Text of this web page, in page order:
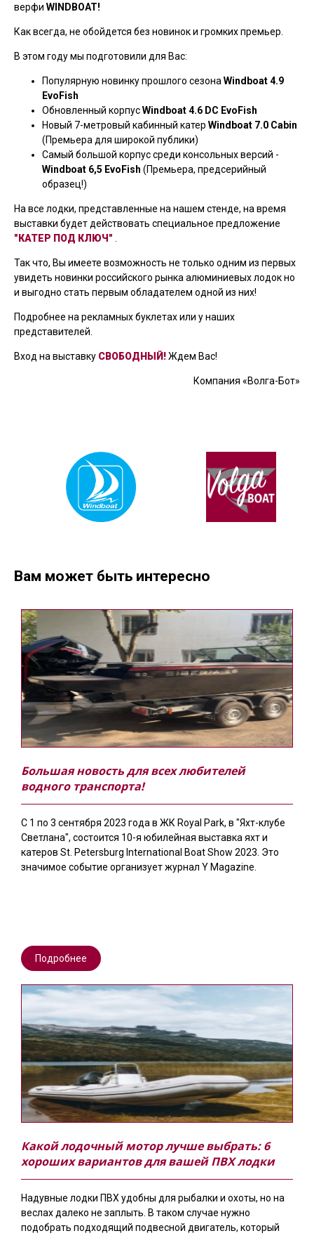
верфи WINDBOAT!
Как всегда, не обойдется без новинок и громких премьер.
В этом году мы подготовили для Вас:
Популярную новинку прошлого сезона Windboat 4.9
EvoFish
Обновленный корпусWindboat 4.6 DC EvoFish
Новый 7-метровый кабинный катер Windboat 7.0 Cabin
(Премьера для широкой публики)
Самый большой корпус среди консольных версий -
Windboat 6,5 EvoFish (Премьера, предсерийный
образец!)
На все лодки, представленные на нашем стенде, на время
выставки будет действовать специальное предложение
"КАТЕР ПОД КЛЮЧ"
Так что, Вы имеете возможность не только одним из первых
увидеть новинки российского рынка алюминиевых лодок но
и выгодно стать первым обладателем одной из них!
Подробнее на рекламных буклетах или у наших
представителей.
Вход на выставку СВОБОДНЫЙ!Ждем Вас!
Компания «Волга-Бот»
Вам может быть интересно
Большая новость для всех любителей
водного транспорта!
С 1 по 3 сентября 2023 года в ЖК Royal Park, в "Яхт-клубе
Светлана", состоится 10-я юбилейная выставка яхт и
катеров St. Petersburg International Boat Show 2023. Это
значимое событие организует журнал Y Magazine.
Подробнее
Какой лодочный мотор лучше выбрать: 6
хороших вариантов для вашей ПВХ лодки
Надувные лодки ПВХ удобны для рыбалки и охоты, но на
веслах далеко не заплыть. В таком случае нужно
подобрать подходящий подвесной двигатель, который